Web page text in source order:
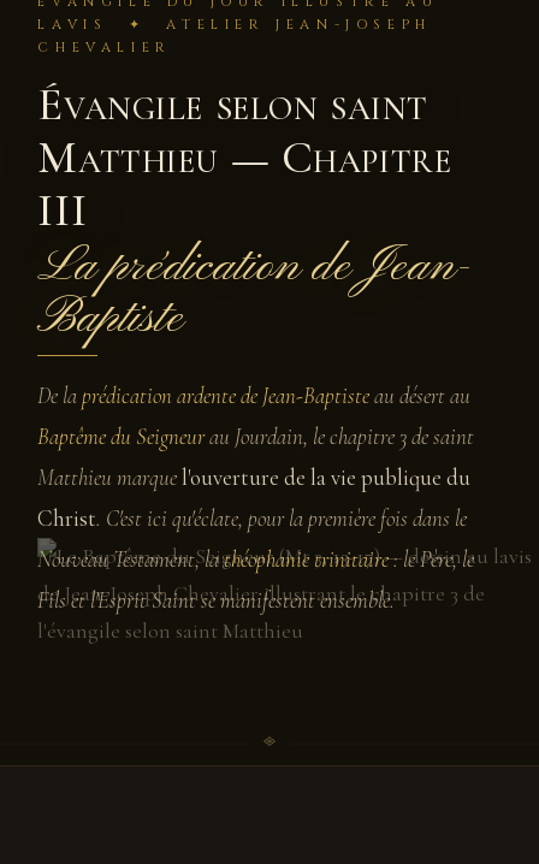
LAVIS ✦ ATELIER JEAN-JOSEPH
CHEVALIER
Évangile selon saint
Matthieu — Chapitre
III
La prédication de Jean-
Baptiste
De laprédication ardente de Jean-Baptisteau désert au
Baptême du Seigneurau Jourdain, le chapitre 3 de saint
Matthieu marquel'ouverture de la vie publique du
Christ. C'est ici qu'éclate, pour la première fois dans le
Nouveau Testament, lathéophanie trinitaire: le Père, le
Fils et l'Esprit Saint se manifestent ensemble.